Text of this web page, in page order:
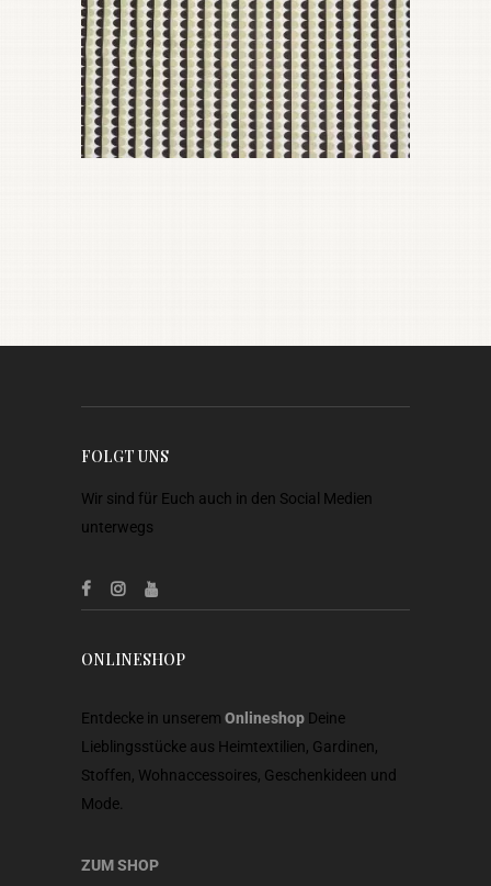
FOLGT UNS
Wir sind für Euch auch in den Social Medien
unterwegs
ONLINESHOP
Entdecke in unserem Onlineshop Deine
Lieblingsstücke aus Heimtextilien, Gardinen,
Stoffen, Wohnaccessoires, Geschenkideen und
Mode.
ZUM SHOP